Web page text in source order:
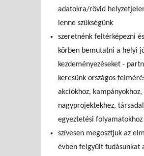
adatokra/rövid
lenne szükségünk
szeretnénk feltérképezni
körben bemutatni a helyi
kezdeményezéseket -
keresünk országos
akciókhoz,
nagyprojektekhez,
egyeztetési folyamatokhoz
szívesen megosztjuk az
évben felgyűlt tudásunkat